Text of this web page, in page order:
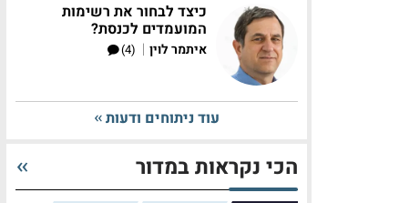
כיצד לבחור את רשימות
המועמדים לכנסת?
איתמר לוין |
(4)
עוד ניתוחים ודעות
הכי נקראות במדור